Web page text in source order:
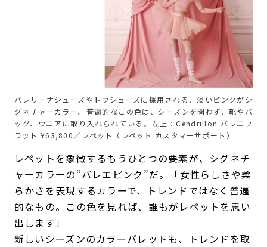
バレリーナシューズやトウシューズに採用される、淡いピンクがシ
グネチャーカラー。普遍的なこの色は、シーズンを問わず、靴やバ
ッグ、ウエアに取り入れられている。左上：Cendrillon バレエフ
ラット ¥63,800／レペット（レペット カスタマーサポート）
レペットを象徴するもうひとつの要素が、シグネチ
ャーカラーの“バレエピンク”だ。「女性らしさや柔
らかさを表現するカラーで、トレンドではなく普遍
的なもの。この色を見れば、誰もがレペットを思い
出します」
新しいシーズンのカラーパレットも、トレンドを取